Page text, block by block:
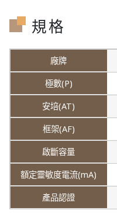
規格